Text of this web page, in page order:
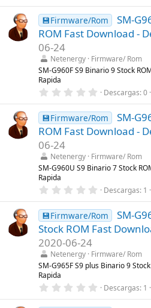
l
a
(
s
)
0
0
e
s
e
l
s
)
💾Firmware/Rom
SM-
ROM Fast Download -
06-24
Netenergy Firmware/ Rom
SM-G960F S9 Binario 9 Stock
Rapida
0
0
0
e
s
e
l
s
)
Descargas 0
💾Firmware/Rom
SM-
ROM Fast Download -
06-24
Netenergy Firmware/ Rom
SM-G960U S9 Binario 7 Stock
Rapida
0
0
0
e
s
e
l
s
Descargas 1
💾Firmware/Rom
SM-
Stock ROM Fast
2020-06-24
Netenergy Firmware/ Rom
SM-G965F S9 plus Binario 9
Rapida
0
0
Descargas 1